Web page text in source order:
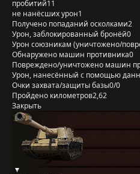
пробитий11
не нанёсших урон1
Получено попаданий осколками2
Урон, заблокированный бронёй0
Урон союзникам (уничтожено/
Обнаружено машин противника0
Повреждено/уничтожено машин
Урон, нанесённый с помощью
Очки захвата/защиты базы0/0
Пройдено километров2,62
Закрыть